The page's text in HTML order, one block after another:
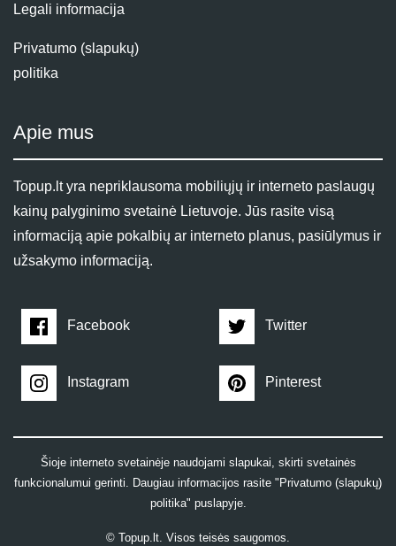
Legali informacija
Privatumo (slapukų)
politika
Apie mus
Topup.lt yra nepriklausoma mobiliųjų ir interneto paslaugų
kainų palyginimo svetainė Lietuvoje. Jūs rasite visą
informaciją apie pokalbių ar interneto planus, pasiūlymus ir
užsakymo informaciją.
Facebook Twitter
Instagram Pinterest
Šioje interneto svetainėje naudojami slapukai, skirti svetainės
funkcionalumui gerinti. Daugiau informacijos rasite "Privatumo (slapukų)
politika" puslapyje.
© Topup.lt. Visos teisės saugomos.